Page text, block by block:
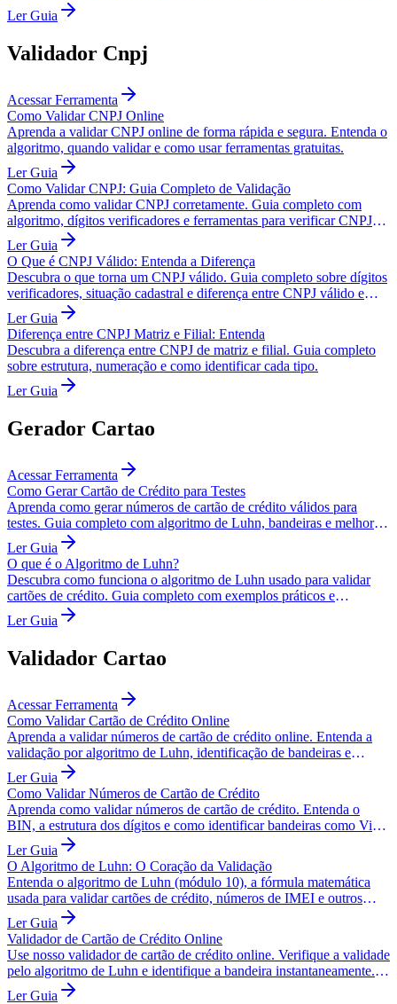
Ler Guia
Validador Cnpj
Acessar Ferramenta
Como Validar CNPJ Online
Aprenda a validar CNPJ online de forma rápida e segura. Entenda o
algoritmo, quando validar e como usar ferramentas gratuitas.
Ler Guia
Como Validar CNPJ: Guia Completo de Validação
Aprenda como validar CNPJ corretamente. Guia completo com
algoritmo, dígitos verificadores e ferramentas para verificar CNPJs
Ler Guia
O Que é CNPJ Válido: Entenda a Diferença
Descubra o que torna um CNPJ válido. Guia completo sobre dígitos
verificadores, situação cadastral e diferença entre CNPJ válido e
Ler Guia
Diferença entre CNPJ Matriz e Filial: Entenda
Descubra a diferença entre CNPJ de matriz e filial. Guia completo
sobre estrutura, numeração e como identificar cada tipo.
Ler Guia
Gerador Cartao
Acessar Ferramenta
Como Gerar Cartão de Crédito para Testes
Aprenda como gerar números de cartão de crédito válidos para
testes. Guia completo com algoritmo de Luhn, bandeiras e melhores
Ler Guia
O que é o Algoritmo de Luhn?
Descubra como funciona o algoritmo de Luhn usado para validar
cartões de crédito. Guia completo com exemplos práticos e
implementação.
Ler Guia
Validador Cartao
Acessar Ferramenta
Como Validar Cartão de Crédito Online
Aprenda a validar números de cartão de crédito online. Entenda a
validação por algoritmo de Luhn, identificação de bandeiras e
segurança.
Ler Guia
Como Validar Números de Cartão de Crédito
Aprenda como validar números de cartão de crédito. Entenda o
BIN, a estrutura dos dígitos e como identificar bandeiras como Visa
e Mastercard.
Ler Guia
O Algoritmo de Luhn: O Coração da Validação
Entenda o algoritmo de Luhn (módulo 10), a fórmula matemática
usada para validar cartões de crédito, números de IMEI e outros
documentos.
Ler Guia
Validador de Cartão de Crédito Online
Use nosso validador de cartão de crédito online. Verifique a validade
pelo algoritmo de Luhn e identifique a bandeira instantaneamente.
Seguro e privado.
Ler Guia